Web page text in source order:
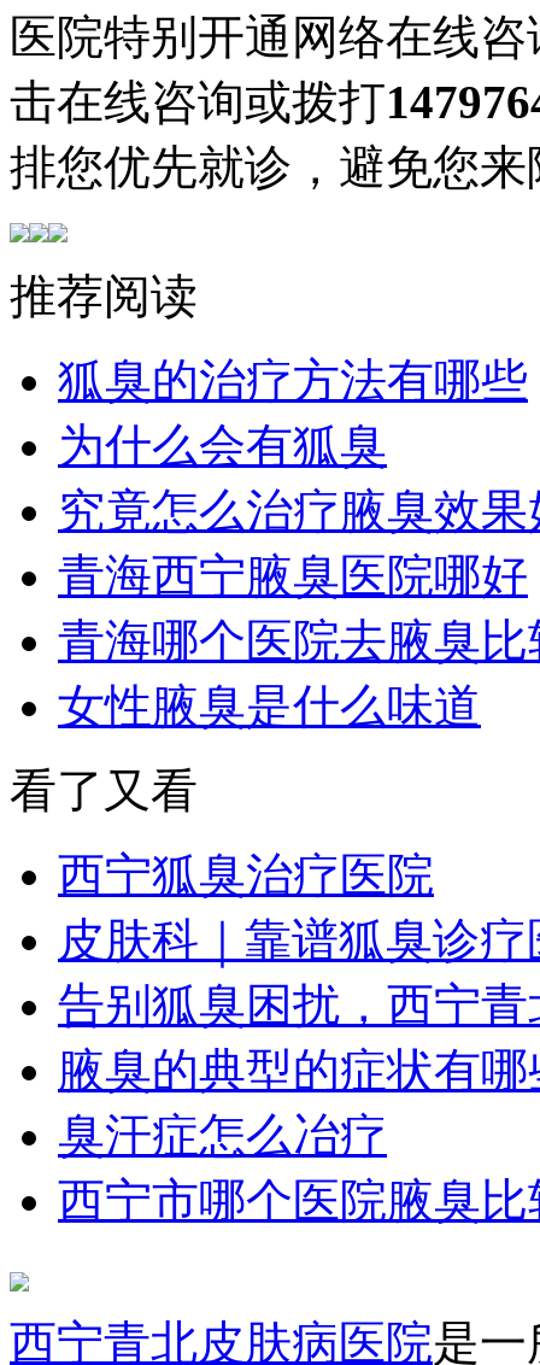
医院特别开通网络在线
击在线咨询或拨打
排您优先就诊，避免您
推荐阅读
狐臭的治疗方法有哪些
为什么会有狐臭
究竟怎么治疗腋臭效果
青海西宁腋臭医院哪好
青海哪个医院去腋臭比
女性腋臭是什么味道
看了又看
西宁狐臭治疗医院
皮肤科｜靠谱狐臭诊
告别狐臭困扰，西宁
腋臭的典型的症状有哪
臭汗症怎么冶疗
西宁市哪个医院腋臭比
西宁青北皮肤病医院是